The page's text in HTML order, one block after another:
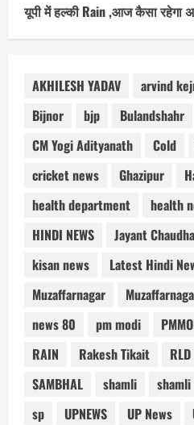
यूपी में हल्की Rain ,आज कैसा रहेगा
AKHILESH YADAV arvind
Bijnor
bjp Bulandshahr
CM Yogi Adityanath
Cold
cricket news
Ghazipur
health department
health
HINDI NEWS
Jayant
kisan news
Latest Hindi
Muzaffarnagar
news 80
pm modi
RAIN
Rakesh Tikait RLD
SAMBHAL
shamli
sp
UPNEWS UP News